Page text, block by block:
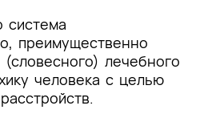
система
преимущественно
лечебного
человека с целью